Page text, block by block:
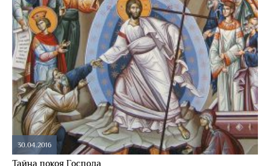
30.04.2016
Тайна покоя Господа